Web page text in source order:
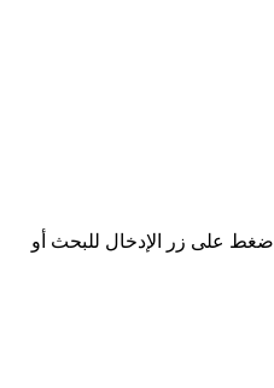
اضغط على زر الإدخال للبحث أو